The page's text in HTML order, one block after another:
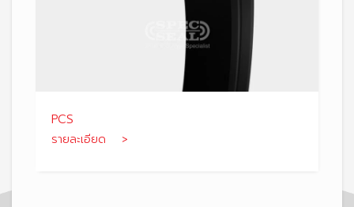
PCS
รายละเอียด >